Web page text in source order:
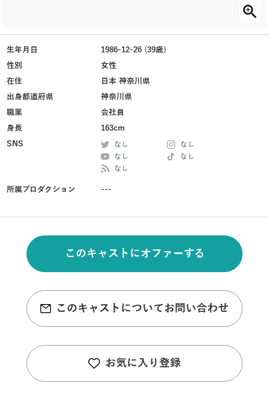
生年月日
1986-12-26 (39歳)
性別
女性
在住
日本 神奈川県
出身都道府県
神奈川県
職業
会社員
身長
163cm
SNS
なし
なし
なし
なし
なし
所属プロダクション ---
このキャストにオファーする
このキャストについてお問い合わせ
お気に入り登録